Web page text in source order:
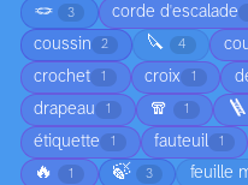
🪢 3 corde d'escalade
coussin 2 🔪 4
crochet 1 croix 1
drapeau 1 🧣 1 🪜
étiquette 1 fauteuil 1
🔥 1 🍃 3 feuille